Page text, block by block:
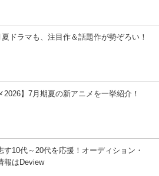
ドラマも、注目作＆話題作が勢ぞろい！
2026】7月期夏の新アニメを一挙紹介！
す10代～20代を応援！オーディション・
報はDeview